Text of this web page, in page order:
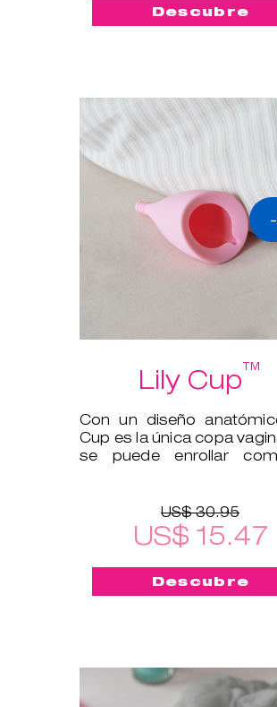
Descubre
Lily Cup™
Con un diseño
Cup es la única copa
se puede enrollar
US$ 30.95
US$ 15.47
Descubre